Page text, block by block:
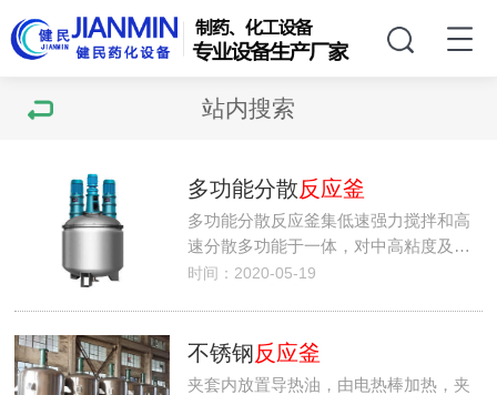
站内搜索
多功能分散反应釜
多功能分散反应釜集低速强力搅拌和高
速分散多功能于一体，对中高粘度及…
时间：2020-05-19
不锈钢反应釜
夹套内放置导热油，由电热棒加热，夹